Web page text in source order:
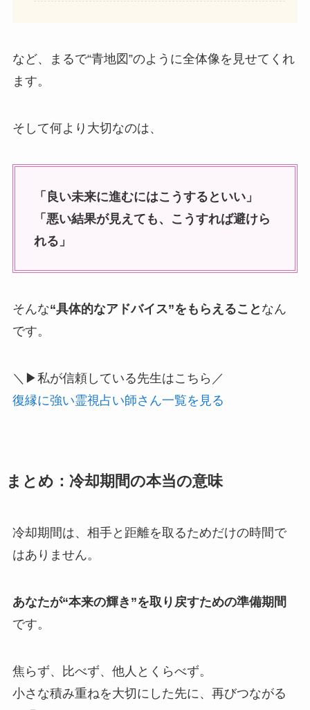
など、まるで“青地図”のように全体像を見せてくれ
ます。
そして何より大切なのは、
「良い未来に進むにはこうするといい」
「悪い結果が見えても、こうすれば避けら
れる」
そんな“具体的なアドバイス”をもらえること なん
です。
＼▶私が信頼している先生はこちら／
復縁に強い霊視占い師さん一覧を見る
まとめ：冷却期間の本当の意味
冷却期間は、相手と距離を取るためだけの時間で
はありません。
あなたが“本来の輝き”を取り戻すための準備期間
です。
焦らず、比べず、他人とくらべず。
小さな積み重ねを大切にした先に、再びつながる